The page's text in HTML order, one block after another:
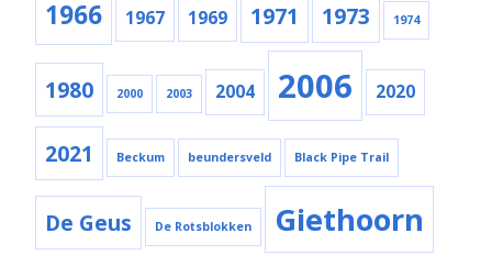
1966 1967 1969 1971 1973 1974
1980 2000 2003 2004 2006 2020
2021 Beckum beundersveld Black Pipe Trail
De Geus De Rotsblokken Giethoorn